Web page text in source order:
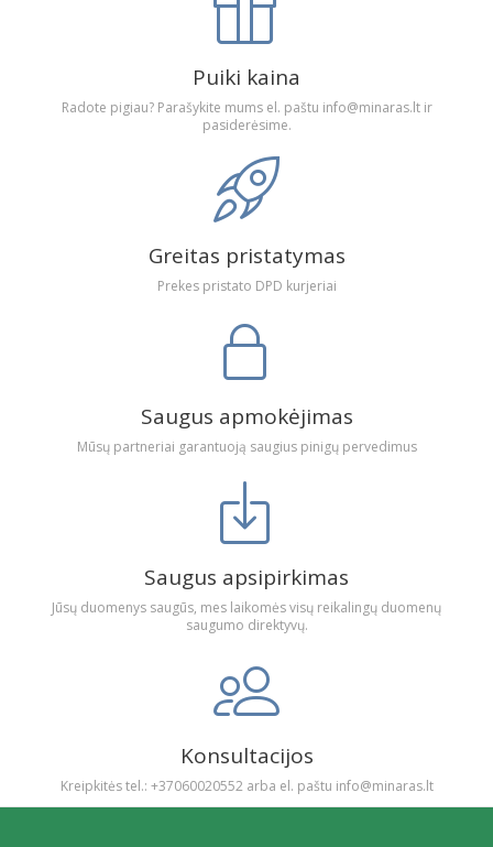
Puiki kaina
Radote pigiau? Parašykite mums el. paštu info@minaras.lt ir
pasiderėsime.
Greitas pristatymas
Prekes pristato DPD kurjeriai
Saugus apmokėjimas
Mūsų partneriai garantuoją saugius pinigų pervedimus
Saugus apsipirkimas
Jūsų duomenys saugūs, mes laikomės visų reikalingų duomenų
saugumo direktyvų.
Konsultacijos
Kreipkitės tel.: +37060020552 arba el. paštu info@minaras.lt